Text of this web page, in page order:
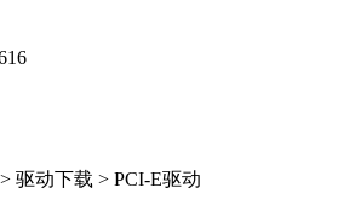
> 驱动下载 > PCI-E驱动